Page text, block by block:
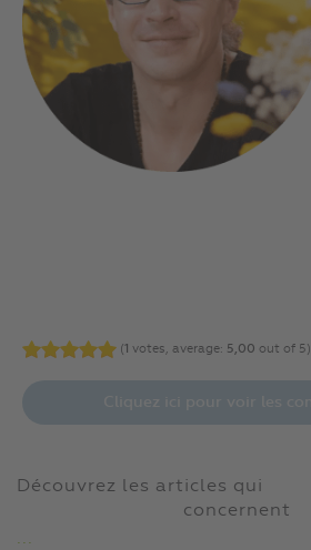
(1 votes, average: 5,00 out of 5)
Découvrez les articles qui
concernent
...